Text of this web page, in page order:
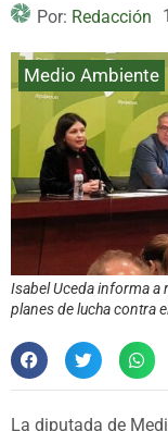
Por: Redacción
Medio Ambiente
Isabel Uceda informa a
planes de lucha contra
La diputada de